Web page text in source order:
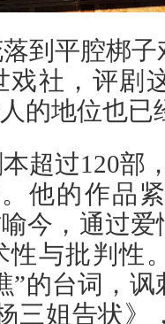
到平腔梆
戏社，评剧
的地位也已
超过120部
他的作品
今，通过
性与批判性
”的台词，
三姐告状》